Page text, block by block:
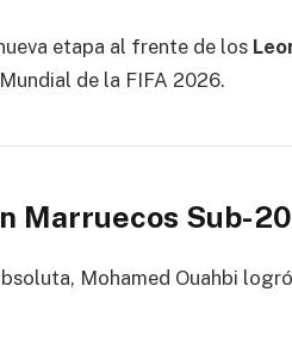
etapa al frente de los
de la FIFA 2026.
Marruecos Sub-20
Mohamed Ouahbi